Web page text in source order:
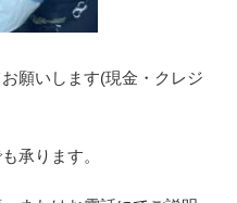
願いします(現金・クレジ
承ります。